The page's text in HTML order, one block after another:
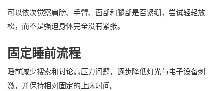
可以依次觉察肩膀、手臂、面部和腿部是否紧绷，尝试轻轻放
松，而不是强迫身体完全没有紧张。
固定睡前流程
睡前减少搜索和讨论高压力问题，逐步降低灯光与电子设备刺
激，并保持相对固定的上床时间。